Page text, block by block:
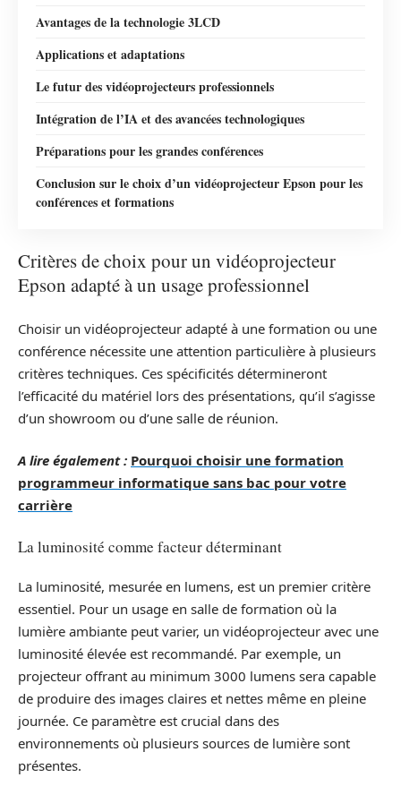
Avantages de la technologie 3LCD
Applications et adaptations
Le futur des vidéoprojecteurs professionnels
Intégration de l’IA et des avancées technologiques
Préparations pour les grandes conférences
Conclusion sur le choix d’un vidéoprojecteur Epson pour les
conférences et formations
Critères de choix pour un vidéoprojecteur
Epson adapté à un usage professionnel
Choisir un vidéoprojecteur adapté à une formation ou une
conférence nécessite une attention particulière à plusieurs
critères techniques. Ces spécificités détermineront
l’efficacité du matériel lors des présentations, qu’il s’agisse
d’un showroom ou d’une salle de réunion.
A lire également : Pourquoi choisir une formation
programmeur informatique sans bac pour votre
carrière
La luminosité comme facteur déterminant
La luminosité, mesurée en lumens, est un premier critère
essentiel. Pour un usage en salle de formation où la
lumière ambiante peut varier, un vidéoprojecteur avec une
luminosité élevée est recommandé. Par exemple, un
projecteur offrant au minimum 3000 lumens sera capable
de produire des images claires et nettes même en pleine
journée. Ce paramètre est crucial dans des
environnements où plusieurs sources de lumière sont
présentes.